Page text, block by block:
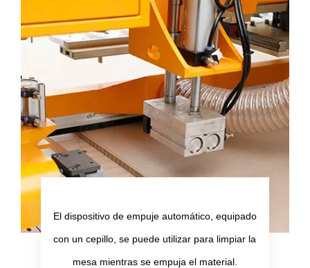
El dispositivo de empuje automático, equipado
con un cepillo, se puede utilizar para limpiar la
mesa mientras se empuja el material.